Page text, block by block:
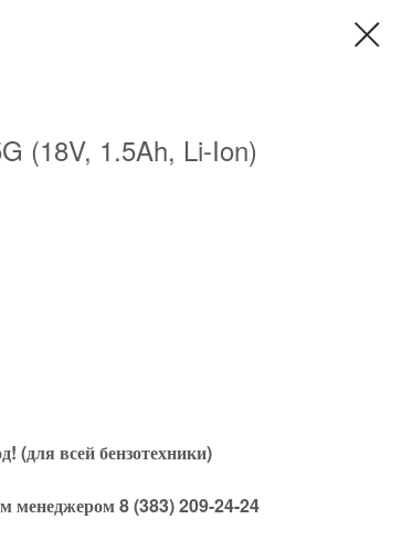
(18V, 1.5Ah, Li-Ion)
(для всей бензотехники)
менеджером 8 (383) 209-24-24